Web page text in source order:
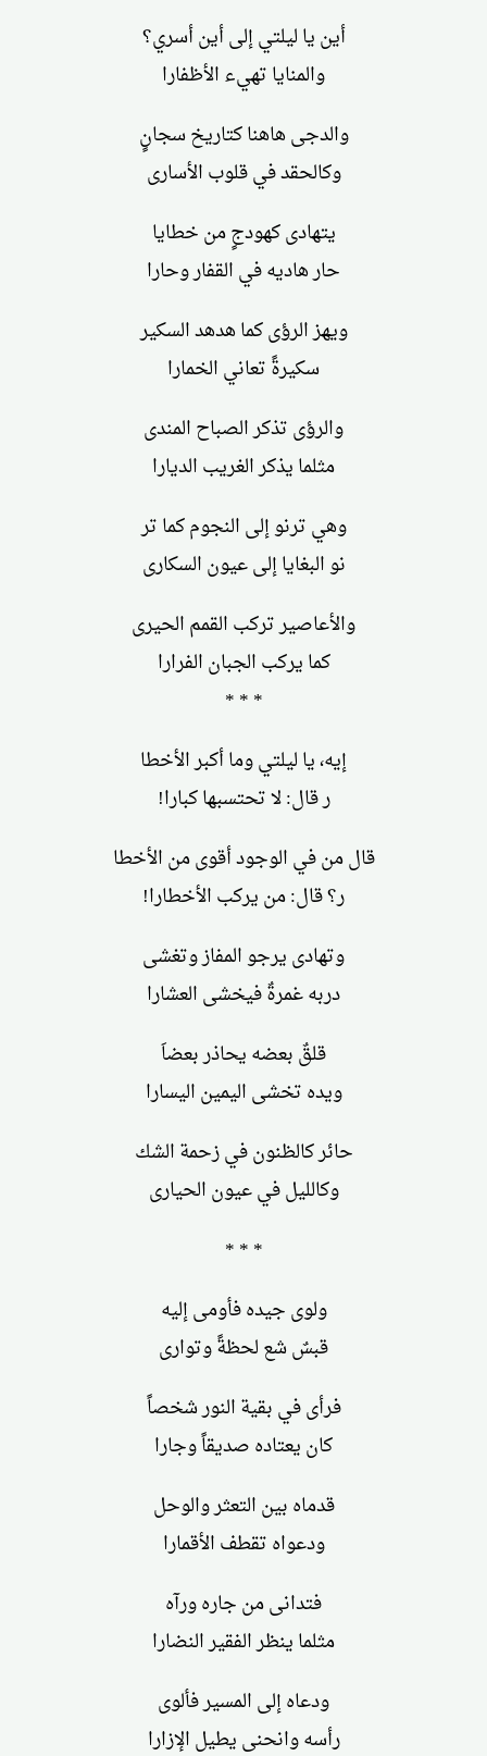
أين يا ليلتي إلى أين أسري؟
والمنايا تهيء الأظفارا
والدجى هاهنا كتاريخ سجانٍ
وكالحقد في قلوب الأسارى
يتهادى كهودجٍ من خطايا
حار هاديه في القفار وحارا
ويهز الرؤى كما هدهد السكير
سكيرةً تعاني الخمارا
والرؤى تذكر الصباح المندى
مثلما يذكر الغريب الديارا
وهي ترنو إلى النجوم كما تر
نو البغايا إلى عيون السكارى
والأعاصير تركب القمم الحيرى
كما يركب الجبان الفرارا
* * *
إيه، يا ليلتي وما أكبر الأخطا
ر قال: لا تحتسبها كبارا!
قال من في الوجود أقوى من الأخطا
ر؟ قال: من يركب الأخطارا!
وتهادى يرجو المفاز وتغشى
دربه غمرةٌ فيخشى العشارا
قلقٌ بعضه يحاذر بعضاَ
ويده تخشى اليمين اليسارا
حائر كالظنون في زحمة الشك
وكالليل في عيون الحيارى
* * *
ولوى جيده فأومى إليه
قبسٌ شع لحظةً وتوارى
فرأى في بقية النور شخصاً
كان يعتاده صديقاً وجارا
قدماه بين التعثر والوحل
ودعواه تقطف الأقمارا
فتدانى من جاره ورآه
مثلما ينظر الفقير النضارا
ودعاه إلى المسير فألوى
رأسه وانحنى يطيل الإزارا